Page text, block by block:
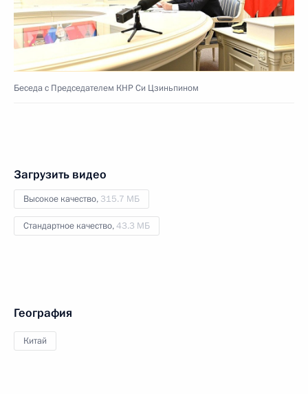
Беседа с Председателем КНР Си Цзиньпином
Загрузить видео
Высокое качество, 315.7 МБ
Стандартное качество,43.3 МБ
География
Китай